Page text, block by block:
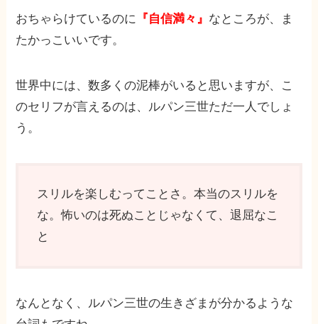
おちゃらけているのに 『自信満々』 なところが、ま
たかっこいいです。
世界中には、数多くの泥棒がいると思いますが、こ
のセリフが言えるのは、ルパン三世ただ一人でしょ
う。
スリルを楽しむってことさ。本当のスリルを
な。怖いのは死ぬことじゃなくて、退屈なこ
と
なんとなく、ルパン三世の生きざまが分かるような